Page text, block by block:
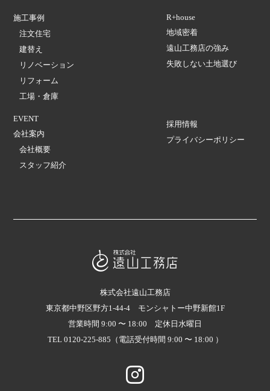
施工事例
注文住宅
建替え
リノベーション
リフォーム
工場・倉庫
R+house
地域密着
遠山工務店の強み
失敗しない土地選び
EVENT
会社案内
会社概要
スタッフ紹介
採用情報
プライバシーポリシー
株式会社遠山工務店
東京都中野区野方1-44-4 モンシャトー中野新館1F
営業時間 9:00 〜 18:00 定休日水曜日
TEL 0120-225-885（電話受付時間 9:00 〜 18:00 ）